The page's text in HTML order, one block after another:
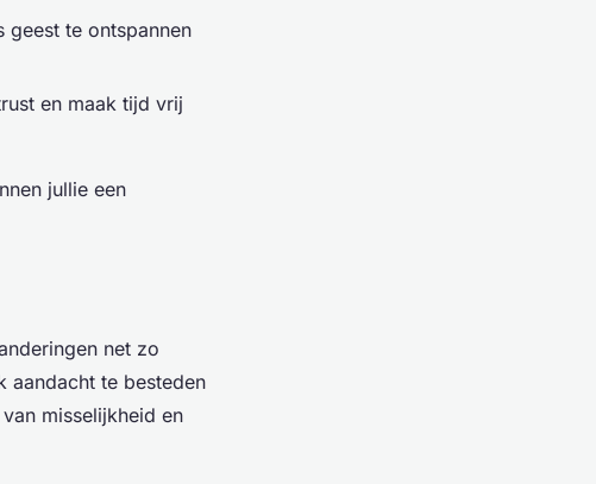
geest te ontspannen
en maak tijd vrij
jullie een
net zo
aandacht te besteden
misselijkheid en